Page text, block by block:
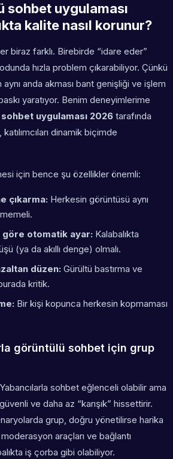
sohbet uygulaması
kalite nasıl korunur?
biraz farklı. Birebirde “idare eder”
hızla problem çıkarabiliyor. Çünkü
anda akması bant genişliği ve işlem
yaratıyor. Benim deneyimlerime
uygulaması 2026 tarafında
dinamik biçimde
için bence şu özellikler önemli:
çıkarma: Herkesin görüntüsü aynı
göre otomatik ayar: Kalabalıkta
(ya da akıllı denge) olmalı.
düzen: Gürültü bastırma ve
kritik.
Bir kişi kopunca herkesin kopmaması
görüntülü sohbet için grup
sohbet eğlenceli olabilir ama
ve daha az “karışık” hissettirir.
grup, doğru yönetilirse harika
araçları ve bağlantı
iş çorba gibi olabiliyor.